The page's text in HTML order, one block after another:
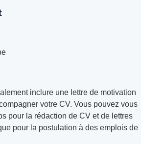
inclure une lettre de motivation
votre CV. Vous pouvez vous
pour la rédaction de CV et de lettres
pour la postulation à des emplois de